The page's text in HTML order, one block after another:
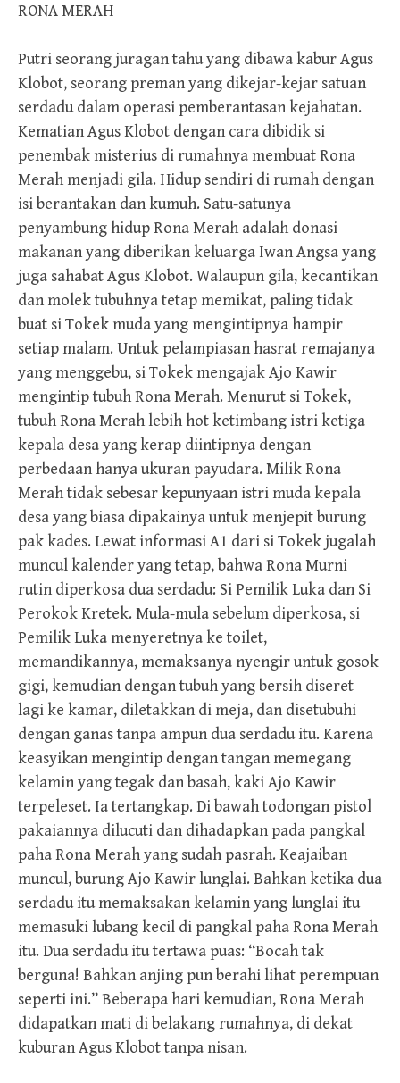
RONA MERAH
Putri seorang juragan tahu yang dibawa kabur Agus
Klobot, seorang preman yang dikejar-kejar satuan
serdadu dalam operasi pemberantasan kejahatan.
Kematian Agus Klobot dengan cara dibidik si
penembak misterius di rumahnya membuat Rona
Merah menjadi gila. Hidup sendiri di rumah dengan
isi berantakan dan kumuh. Satu-satunya
penyambung hidup Rona Merah adalah donasi
makanan yang diberikan keluarga Iwan Angsa yang
juga sahabat Agus Klobot. Walaupun gila, kecantikan
dan molek tubuhnya tetap memikat, paling tidak
buat si Tokek muda yang mengintipnya hampir
setiap malam. Untuk pelampiasan hasrat remajanya
yang menggebu, si Tokek mengajak Ajo Kawir
mengintip tubuh Rona Merah. Menurut si Tokek,
tubuh Rona Merah lebih hot ketimbang istri ketiga
kepala desa yang kerap diintipnya dengan
perbedaan hanya ukuran payudara. Milik Rona
Merah tidak sebesar kepunyaan istri muda kepala
desa yang biasa dipakainya untuk menjepit burung
pak kades. Lewat informasi A1 dari si Tokek jugalah
muncul kalender yang tetap, bahwa Rona Murni
rutin diperkosa dua serdadu: Si Pemilik Luka dan Si
Perokok Kretek. Mula-mula sebelum diperkosa, si
Pemilik Luka menyeretnya ke toilet,
memandikannya, memaksanya nyengir untuk gosok
gigi, kemudian dengan tubuh yang bersih diseret
lagi ke kamar, diletakkan di meja, dan disetubuhi
dengan ganas tanpa ampun dua serdadu itu. Karena
keasyikan mengintip dengan tangan memegang
kelamin yang tegak dan basah, kaki Ajo Kawir
terpeleset. Ia tertangkap. Di bawah todongan pistol
pakaiannya dilucuti dan dihadapkan pada pangkal
paha Rona Merah yang sudah pasrah. Keajaiban
muncul, burung Ajo Kawir lunglai. Bahkan ketika dua
serdadu itu memaksakan kelamin yang lunglai itu
memasuki lubang kecil di pangkal paha Rona Merah
itu. Dua serdadu itu tertawa puas: “Bocah tak
berguna! Bahkan anjing pun berahi lihat perempuan
seperti ini.” Beberapa hari kemudian, Rona Merah
didapatkan mati di belakang rumahnya, di dekat
kuburan Agus Klobot tanpa nisan.